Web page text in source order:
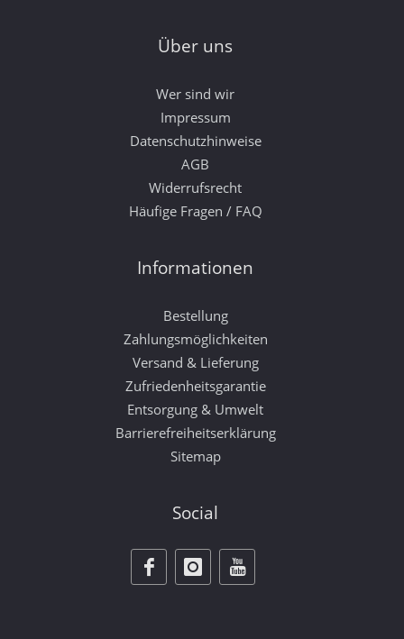
Über uns
Wer sind wir
Impressum
Datenschutzhinweise
AGB
Widerrufsrecht
Häufige Fragen / FAQ
Informationen
Bestellung
Zahlungsmöglichkeiten
Versand & Lieferung
Zufriedenheitsgarantie
Entsorgung & Umwelt
Barrierefreiheitserklärung
Sitemap
Social